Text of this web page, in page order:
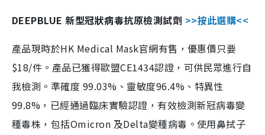
DEEPBLUE 新型冠狀病毒抗原檢測試劑 >>按此選購<<
產品現時於HK Medical Mask官網有售，優惠價只要
$18/件。產品已獲得歐盟CE1434認證，可供民眾進行自
我檢測。準確度 99.03%、靈敏度96.4%、特異性
99.8%，已經通過臨床實驗認證，有效檢測新冠病毒變
種毒株，包括Omicron 及Delta變種病毒。使用鼻拭子